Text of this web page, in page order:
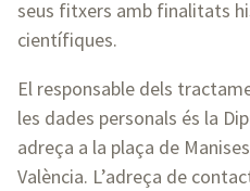
seus fitxers amb finalitats
científiques.
El responsable dels
les dades personals és la
adreça a la plaça de
València. L’adreça de